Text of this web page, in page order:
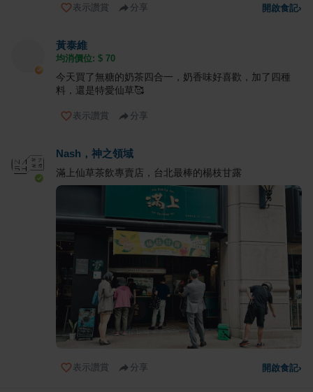
表示讚賞 分享 開啟食記›
黃泰維
均消價位: $ 70
今天買了無糖的奶茶四合一，奶香味好喜歡，加了四種
料，還是特愛仙草🥰
表示讚賞 分享
Nash，神之領域
滿上仙草茶飲專賣店，台北最棒的楊枝甘露
表示讚賞 分享 開啟食記›